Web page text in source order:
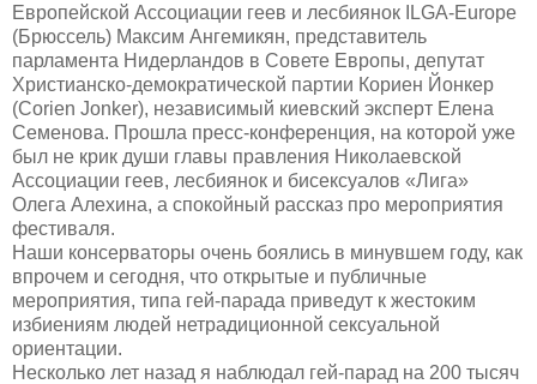
Европейской Ассоциации геев и лесбиянок ILGA-Europe
(Брюссель) Максим Ангемикян, представитель
парламента Нидерландов в Совете Европы, депутат
Христианско-демократической партии Кориен Йонкер
(Corien Jonker), независимый киевский эксперт Елена
Семенова. Прошла пресс-конференция, на которой уже
был не крик души главы правления Николаевской
Ассоциации геев, лесбиянок и бисексуалов «Лига»
Олега Алехина, а спокойный рассказ про мероприятия
фестиваля.
Наши консерваторы очень боялись в минувшем году, как
впрочем и сегодня, что открытые и публичные
мероприятия, типа гей-парада приведут к жестоким
избиениям людей нетрадиционной сексуальной
ориентации.
Несколько лет назад я наблюдал гей-парад на 200 тысяч